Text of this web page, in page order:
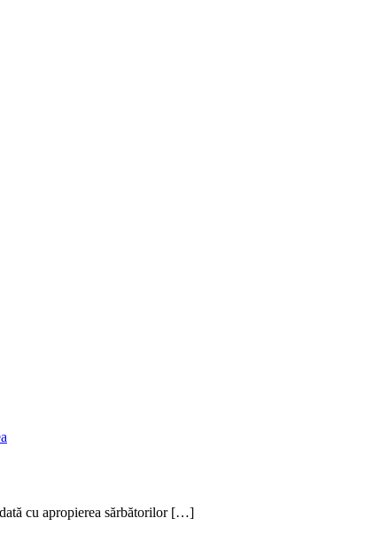
cu apropierea sărbătorilor […]